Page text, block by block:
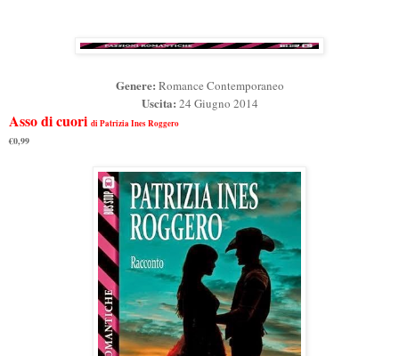
Genere: Romance Contemporaneo
Uscita: 24 Giugno 2014
Asso di cuori di Patrizia Ines Roggero
€0,99